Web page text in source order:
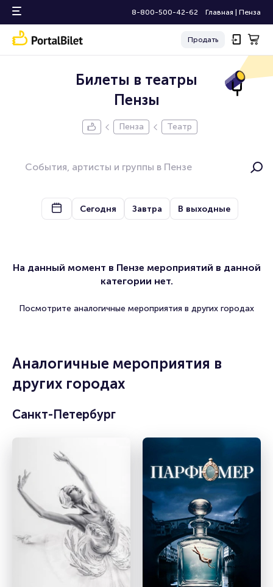
8-800-500-42-62 Главная Пенза
Продать
Билеты в театры
Пензы
Пенза Театр
Сегодня Завтра В выходные
На данный момент в Пензе мероприятий в данной
категории нет.
Посмотрите аналогичные мероприятия в других городах
Аналогичные мероприятия в
других городах
Санкт-Петербург